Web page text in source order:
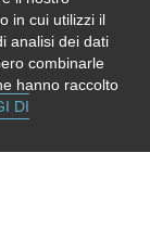
per tutte le
in cui utilizzi il
analisi dei dati
combinarle
hanno raccolto
DI